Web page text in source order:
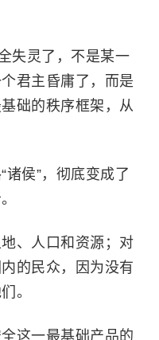
失灵了，不是某一
君主昏庸了，而是
础的秩序框架，从
诸侯”，彻底变成了
、人口和资源；对
的民众，因为没有
。
这一最基础产品的